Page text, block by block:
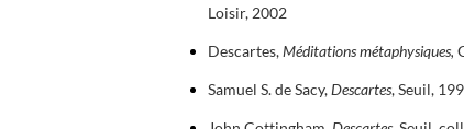
Loisir, 2002
Descartes,Méditations métaphysiques,
Samuel S. de Sacy,Descartes, Seuil,